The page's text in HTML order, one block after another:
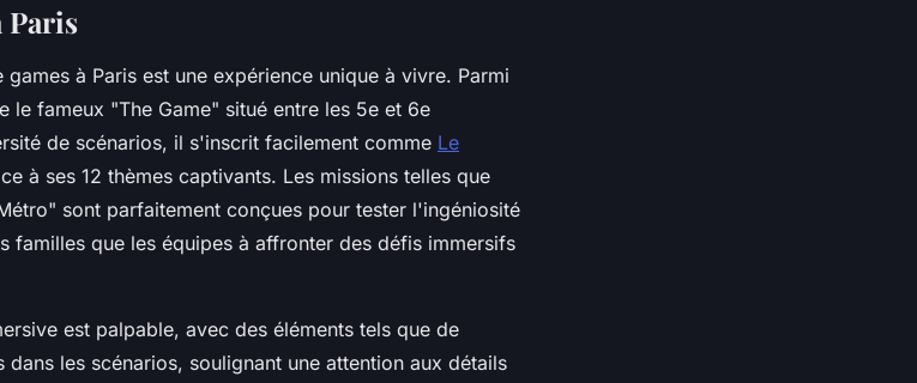
Paris
games à Paris est une expérience unique à vivre. Parmi
le fameux "The Game" situé entre les 5e et 6e
de scénarios, il s'inscrit facilement comme Le
à ses 12 thèmes captivants. Les missions telles que
sont parfaitement conçues pour tester l'ingéniosité
familles que les équipes à affronter des défis immersifs
est palpable, avec des éléments tels que de
dans les scénarios, soulignant une attention aux détails